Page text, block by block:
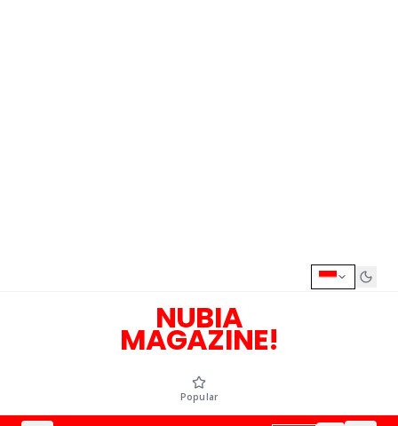
NUBIA
MAGAZINE!
Popular